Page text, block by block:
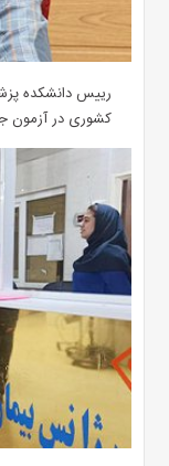
رییس دانشکده
کشوری در آزمون